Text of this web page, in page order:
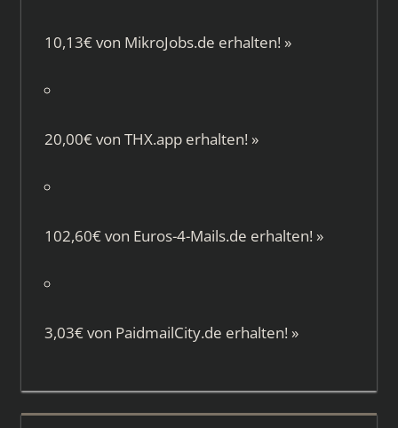
10,13€ von MikroJobs.de erhalten! »
20,00€ von THX.apperhalten! »
102,60€ von Euros-4-Mails.de erhalten! »
3,03€ von PaidmailCity.de erhalten! »